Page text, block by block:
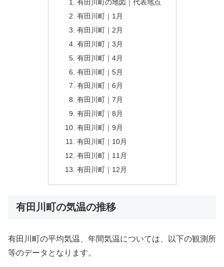
有田川町の地図｜代表地点
有田川町｜1月
有田川町｜2月
有田川町｜3月
有田川町｜4月
有田川町｜5月
有田川町｜6月
有田川町｜7月
有田川町｜8月
有田川町｜9月
有田川町｜10月
有田川町｜11月
有田川町｜12月
有田川町の気温の推移
有田川町の平均気温、年間気温については、以下の観測所
等のデータとなります。